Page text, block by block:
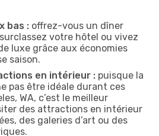
bas : offrez-vous un dîner
votre hôtel ou vivez
luxe grâce aux économies
saison.
en intérieur : puisque la
pas être idéale durant ces
WA, c’est le meilleur
des attractions en intérieur
des galeries d’art ou des